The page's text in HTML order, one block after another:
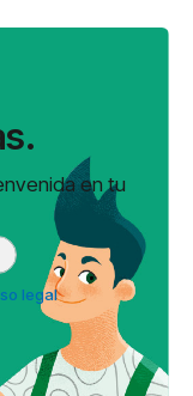
en tu
legal